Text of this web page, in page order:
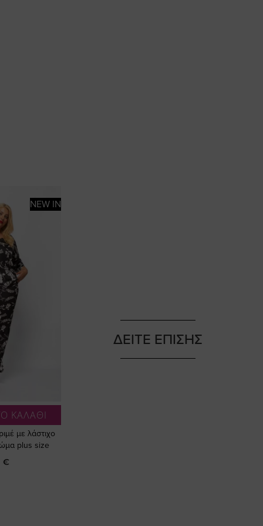
NEW IN
ΚΑΛΑΘΙ
με λάστιχο
plus size
ΔΕΙΤΕ ΕΠΙΣΗΣ